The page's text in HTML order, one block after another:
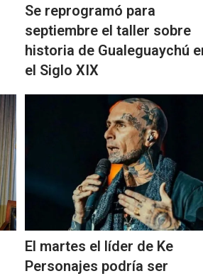
Se reprogramó para
septiembre el taller sobre
historia de Gualeguaychú
el Siglo XIX
El martes el líder de Ke
Personajes podría ser